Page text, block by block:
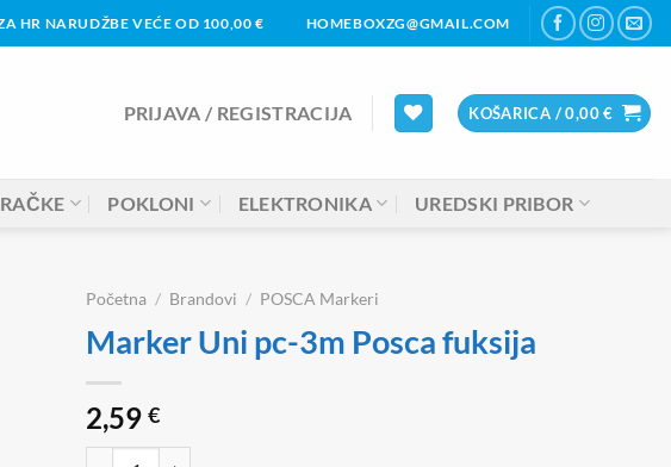
HR NARUDŽBE VEĆE OD 100,00 € HOMEBOXZG@GMAIL.COM
PRIJAVA / REGISTRACIJA KOŠARICA /0,00€
POKLONI ELEKTRONIKA UREDSKI PRIBOR
Početna / Brandovi / POSCA Markeri
Marker Uni pc-3m Posca fuksija
2,59 €